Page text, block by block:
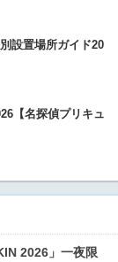
設置場所ガイド20
【名探偵プリキュ
2026」一夜限